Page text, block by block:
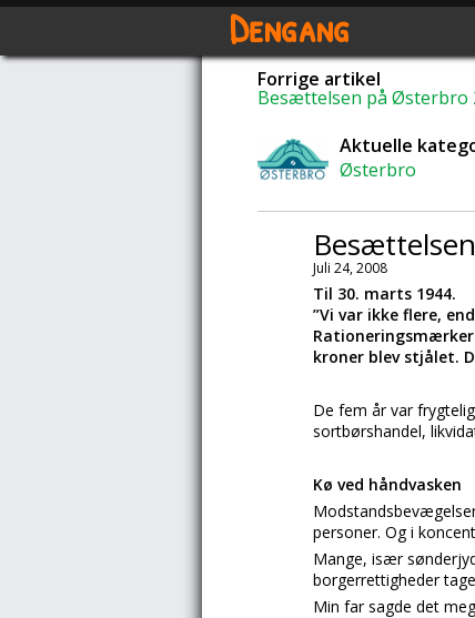
Dengang
Forrige artikel
Besættelsen på Østerbro
Aktuelle
Østerbro
Juli 24, 2008
Til 30. marts 1944.
”Vi var ikke flere,
kroner blev stjålet.
De fem år var
sortbørshandel,
Kø ved håndvasken
personer. Og i
Mange, især
borgerrettigheder
Min far sagde det